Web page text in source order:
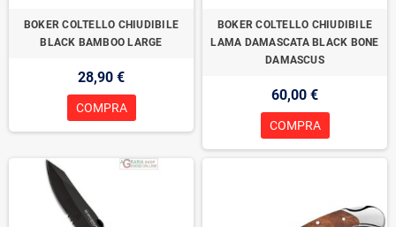
BOKER COLTELLO CHIUDIBILE
BLACK BAMBOO LARGE
28,90 €
COMPRA
BOKER COLTELLO CHIUDIBILE
LAMA DAMASCATA BLACK BONE
DAMASCUS
60,00 €
COMPRA